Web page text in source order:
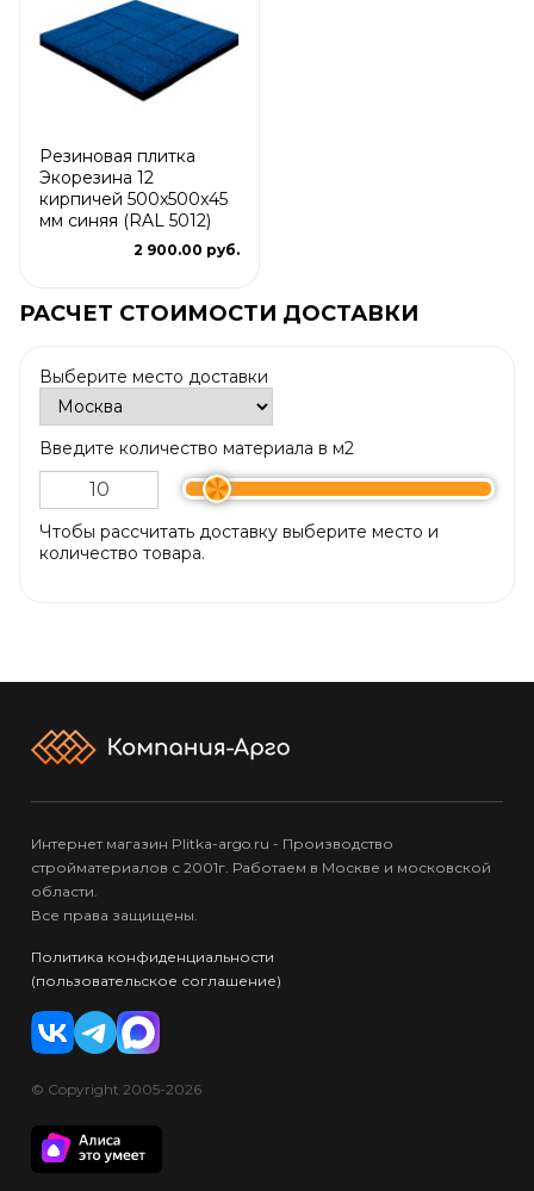
Резиновая плитка
Экорезина 12
кирпичей 500x500x45
мм синяя (RAL 5012)
2 900.00 руб.
РАСЧЕТ СТОИМОСТИ ДОСТАВКИ
Выберите место доставки
Введите количество материала в м2
Чтобы рассчитать доставку выберите место и
количество товара.
Интернет магазин Plitka-argo.ru - Производство
стройматериалов с 2001г. Работаем в Москве и московской
области.
Все права защищены.
Политика конфиденциальности
(пользовательское соглашение)
© Copyright 2005-2026